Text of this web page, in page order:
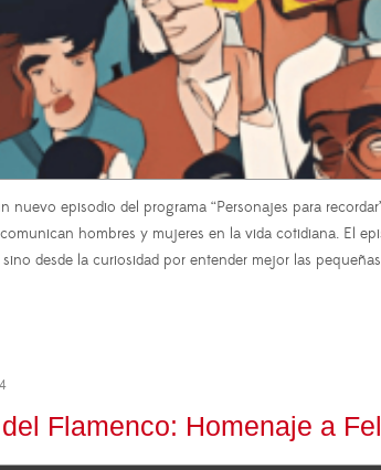
nuevo episodio del programa “Personajes para
hombres y mujeres en la vida cotidiana. El
desde la curiosidad por entender mejor las
Flamenco: Homenaje a